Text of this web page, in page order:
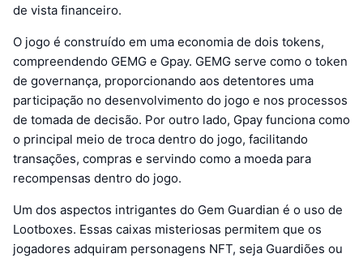
de vista financeiro.
O jogo é construído em uma economia de dois tokens,
compreendendo GEMG e Gpay. GEMG serve como o token
de governança, proporcionando aos detentores uma
participação no desenvolvimento do jogo e nos processos
de tomada de decisão. Por outro lado, Gpay funciona como
o principal meio de troca dentro do jogo, facilitando
transações, compras e servindo como a moeda para
recompensas dentro do jogo.
Um dos aspectos intrigantes do Gem Guardian é o uso de
Lootboxes. Essas caixas misteriosas permitem que os
jogadores adquiram personagens NFT, seja Guardiões ou